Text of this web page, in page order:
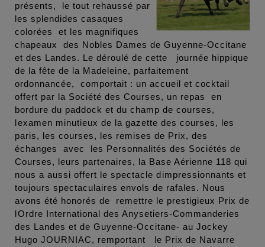
présents, le tout rehaussé par
les splendides casaques
colorées et les magnifiques
chapeaux des Nobles Dames de Guyenne-Occitane
et des Landes. Le déroulé de cette journée hippique
de la fête de la Madeleine, parfaitement
ordonnancée, comportait : un accueil et cocktail
offert par la Société des Courses, un repas en
bordure du paddock et du champ de courses,
lexamen minutieux de la gazette des courses, les
paris, les courses, les remises de Prix, des
échanges avec les Personnalités des Sociétés de
Courses, leurs partenaires, la Base Aérienne 118 qui
nous a aussi offert le spectacle dimpressionnants et
toujours spectaculaires envols de rafales. Nous
avons été honorés de remettre le prestigieux Prix de
lOrdre International des Anysetiers-Commanderies
des Landes et de Guyenne-Occitane- au Jockey
Hugo JOURNIAC, remportant le Prix de Navarre